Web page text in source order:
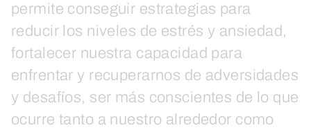
permite conseguir estrategias para
reducir los niveles de estrés y ansiedad,
fortalecer nuestra capacidad para
enfrentar y recuperarnos de adversidades
y desafíos, ser más conscientes de lo que
ocurre tanto a nuestro alrededor como